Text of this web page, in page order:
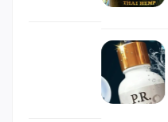
UNI 0.25 SP
เซรั่มอินเตอร์...
250
฿ 300 - 16.67%
UNI 0.38 SP